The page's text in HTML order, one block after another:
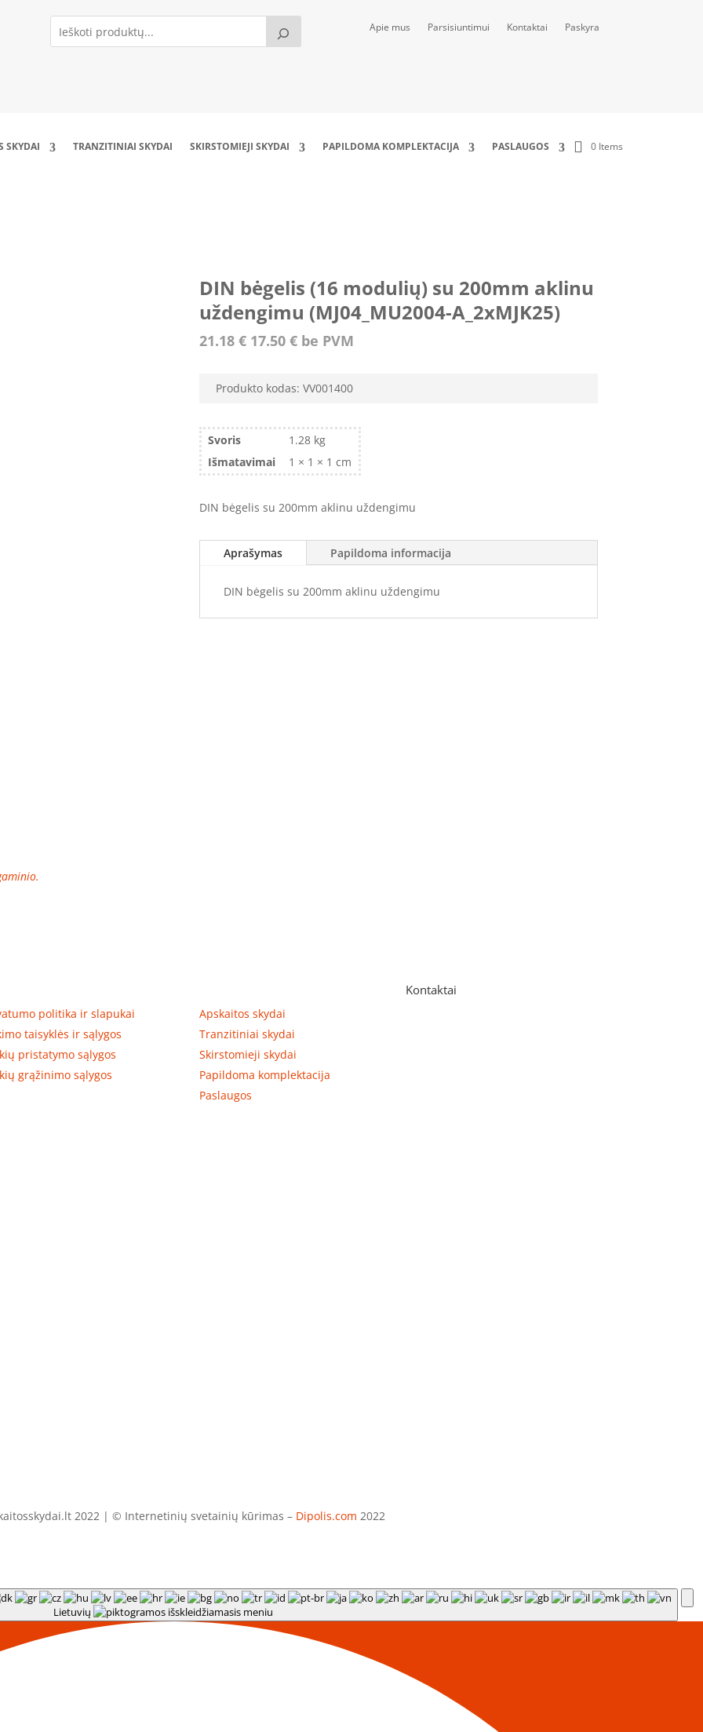
Apie mus Parsisiuntimui Kontaktai Paskyra
SKYDAI TRANZITINIAI SKYDAI SKIRSTOMIEJI SKYDAI PAPILDOMA KOMPLEKTACIJA PASLAUGOS 0 Items
DIN bėgelis (16 modulių) su 200mm aklinu
uždengimu (MJ04_MU2004-A_2xMJK25)
21.18 € 17.50 €be PVM
Produkto kodas: VV001400
Svoris
1.28 kg
Išmatavimai
1 × 1 × 1 cm
DIN bėgelis su 200mm aklinu uždengimu
Aprašymas Papildoma informacija
DIN bėgelis su 200mm aklinu uždengimu
politika ir slapukai
taisyklės ir sąlygos
pristatymo sąlygos
grąžinimo sąlygos
Apskaitos skydai
Tranzitiniai skydai
Skirstomieji skydai
Papildoma komplektacija
Paslaugos
Kontaktai
2022 | © Internetinių svetainių kūrimas – Dipolis.com 2022
Lietuvių